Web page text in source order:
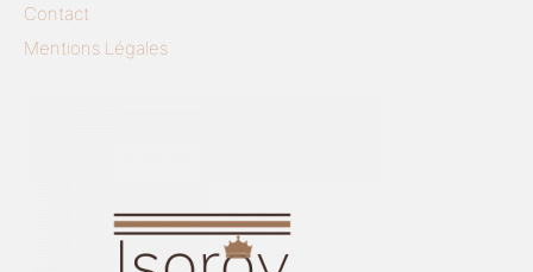
Contact
Mentions Légales